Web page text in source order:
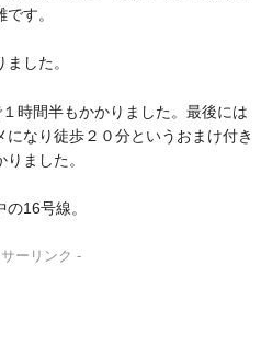
す。
した。
時間半もかかりました。最後には
なり徒歩２０分というおまけ付き
ました。
16号線。
ーリンク -